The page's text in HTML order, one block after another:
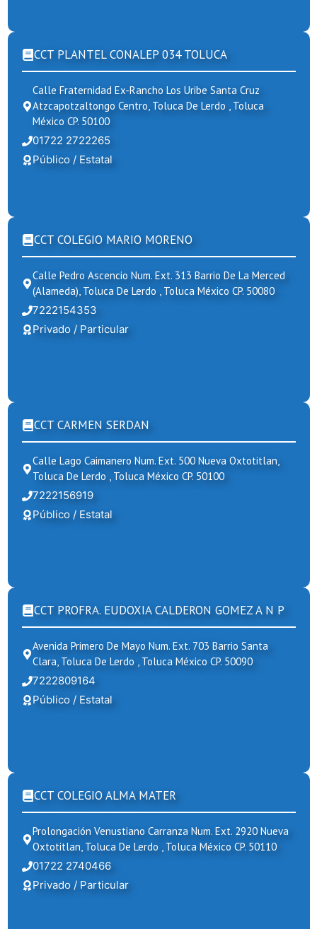
CCT PLANTEL CONALEP 034 TOLUCA
Calle Fraternidad Ex-Rancho Los Uribe Santa Cruz
Atzcapotzaltongo Centro, Toluca De Lerdo , Toluca
México CP. 50100
01722 2722265
Público / Estatal
CCT COLEGIO MARIO MORENO
Calle Pedro Ascencio Num. Ext. 313 Barrio De La Merced
(alameda), Toluca De Lerdo , Toluca México CP. 50080
7222154353
Privado / Particular
CCT CARMEN SERDAN
Calle Lago Caimanero Num. Ext. 500 Nueva Oxtotitlan,
Toluca De Lerdo , Toluca México CP. 50100
7222156919
Público / Estatal
CCT PROFRA. EUDOXIA CALDERON GOMEZ A N P
Avenida Primero De Mayo Num. Ext. 703 Barrio Santa
Clara, Toluca De Lerdo , Toluca México CP. 50090
7222809164
Público / Estatal
CCT COLEGIO ALMA MATER
Prolongación Venustiano Carranza Num. Ext. 2920 Nueva
Oxtotitlan, Toluca De Lerdo , Toluca México CP. 50110
01722 2740466
Privado / Particular